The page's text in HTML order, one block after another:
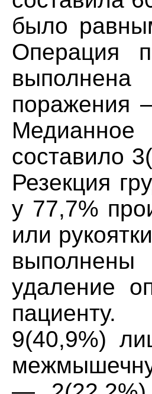
было
Операция
поражения
составило
Резекция
у 77,7%
или
удаление
пациенту.
9(40,9%)